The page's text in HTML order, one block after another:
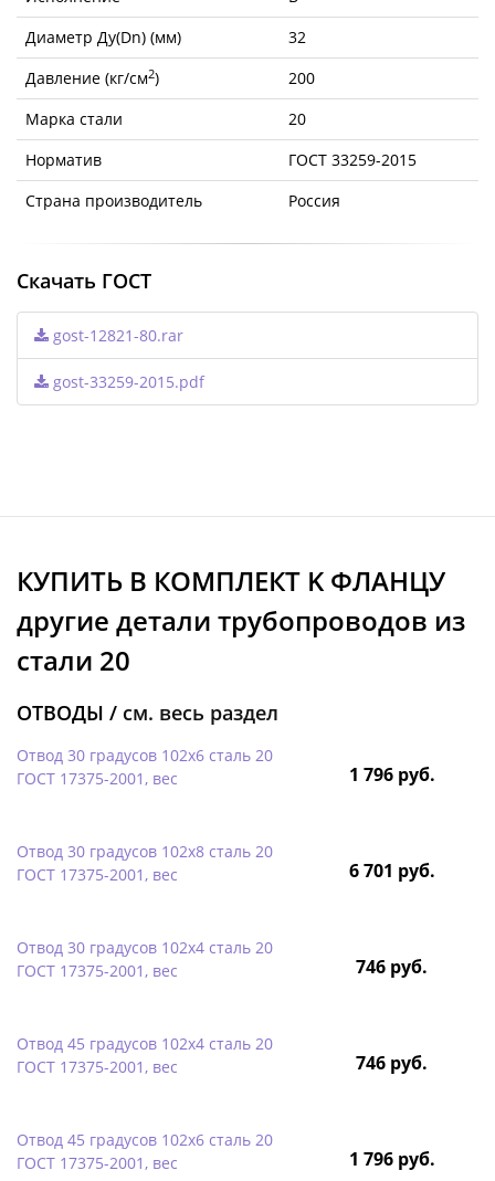
Диаметр Ду(Dn) (мм)
32
Давление (кг/см2)
200
Марка стали
20
Норматив
ГОСТ 33259-2015
Страна производитель
Россия
Скачать ГОСТ
gost-12821-80.rar
gost-33259-2015.pdf
КУПИТЬ В КОМПЛЕКТ K ФЛАНЦУ
другие детали трубопроводов из
стали 20
ОТВОДЫ / см. весь раздел
Отвод 30 градусов 102х6 сталь 20
ГОСТ 17375-2001, вес
1 796 руб.
Отвод 30 градусов 102х8 сталь 20
ГОСТ 17375-2001, вес
6 701 руб.
Отвод 30 градусов 102х4 сталь 20
ГОСТ 17375-2001, вес
746 руб.
Отвод 45 градусов 102х4 сталь 20
ГОСТ 17375-2001, вес
746 руб.
Отвод 45 градусов 102х6 сталь 20
ГОСТ 17375-2001, вес
1 796 руб.